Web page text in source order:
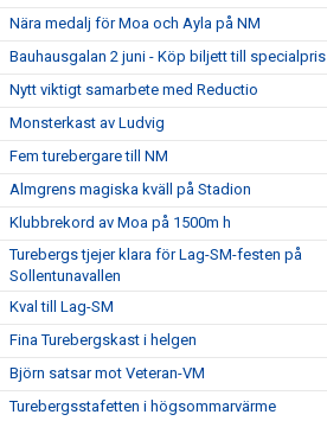
Nära medalj för Moa och Ayla på NM
Bauhausgalan 2 juni - Köp biljett till specialpris
Nytt viktigt samarbete med Reductio
Monsterkast av Ludvig
Fem turebergare till NM
Almgrens magiska kväll på Stadion
Klubbrekord av Moa på 1500m h
Turebergs tjejer klara för Lag-SM-festen på
Sollentunavallen
Kval till Lag-SM
Fina Turebergskast i helgen
Björn satsar mot Veteran-VM
Turebergsstafetten i högsommarvärme